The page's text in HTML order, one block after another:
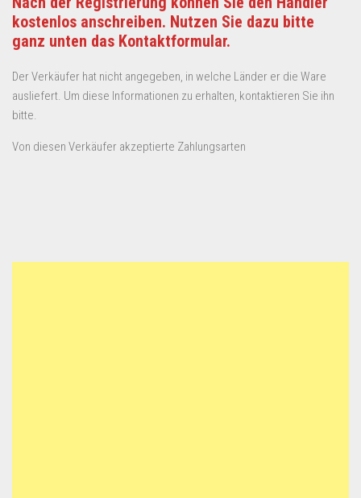
kostenlos anschreiben. Nutzen Sie dazu bitte
ganz unten das Kontaktformular.
Der Verkäufer hat nicht angegeben, in welche Länder er die Ware
ausliefert. Um diese Informationen zu erhalten, kontaktieren Sie ihn
bitte.
Von diesen Verkäufer akzeptierte Zahlungsarten